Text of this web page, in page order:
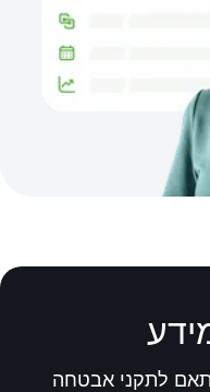
לתקני אבטחה